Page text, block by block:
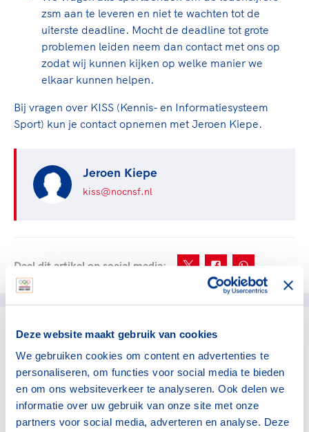
Deze website maakt gebruik van cookies
We gebruiken cookies om content en advertenties te
personaliseren, om functies voor social media te bieden
en om ons websiteverkeer te analyseren. Ook delen we
informatie over uw gebruik van onze site met onze
partners voor social media, adverteren en analyse. Deze
Lees verder
zsm aan te leveren en niet te wachten tot de
uiterste deadline. Mocht de deadline tot grote
problemen leiden neem dan contact met ons op
zodat wij kunnen kijken op welke manier we
elkaar kunnen helpen.
Bij vragen over KISS (Kennis- en Informatiesysteem
Sport) kun je contact opnemen met Jeroen Kiepe.
Jeroen Kiepe
kiss@nocnsf.nl
Deel dit artikel op social media:
gerelateerde artikelen
Bonden
Grote zorgen over
aanvragen 2026